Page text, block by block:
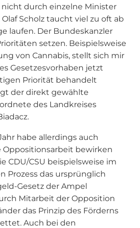
nicht durch einzelne Minister
Scholz taucht viel zu oft ab
laufen. Der Bundeskanzler
setzen. Beispielsweise
von Cannabis, stellt sich mir
Gesetzesvorhaben jetzt
Priorität behandelt
der direkt gewählte
des Landkreises
habe allerdings auch
Oppositionsarbeit bewirken
CDU/CSU beispielsweise im
Prozess das ursprünglich
Gesetz der Ampel
Mitarbeit der Opposition
das Prinzip des Förderns
Auch bei den